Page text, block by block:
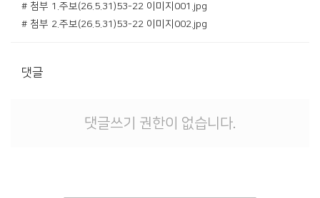
# 첨부 1.주보(26.5.31)53-22 이미지001.jpg
# 첨부 2.주보(26.5.31)53-22 이미지002.jpg
댓글
댓글쓰기 권한이 없습니다.